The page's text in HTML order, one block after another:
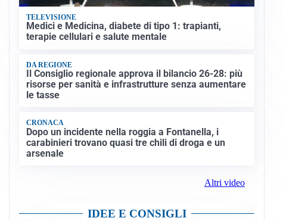
TELEVISIONE
Medici e Medicina, diabete di tipo 1: trapianti,
terapie cellulari e salute mentale
DA REGIONE
Il Consiglio regionale approva il bilancio 26-28: più
risorse per sanità e infrastrutture senza aumentare
le tasse
CRONACA
Dopo un incidente nella roggia a Fontanella, i
carabinieri trovano quasi tre chili di droga e un
arsenale
Altri video
IDEE E CONSIGLI